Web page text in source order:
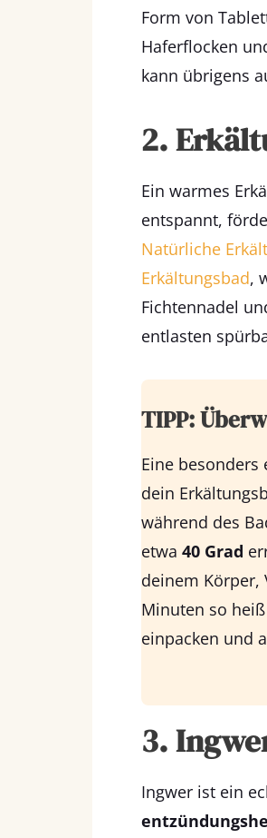
Form von
Haferflocken
kann übrigens
2.
Ein warmes
entspannt,
Natürliche
Erkältungsbad,
Fichtennadel
entlasten
TIPP:
Eine
dein
während des
etwa 40 Grad
deinem Körper,
Minuten so
einpacken und
3.
Ingwer ist ein